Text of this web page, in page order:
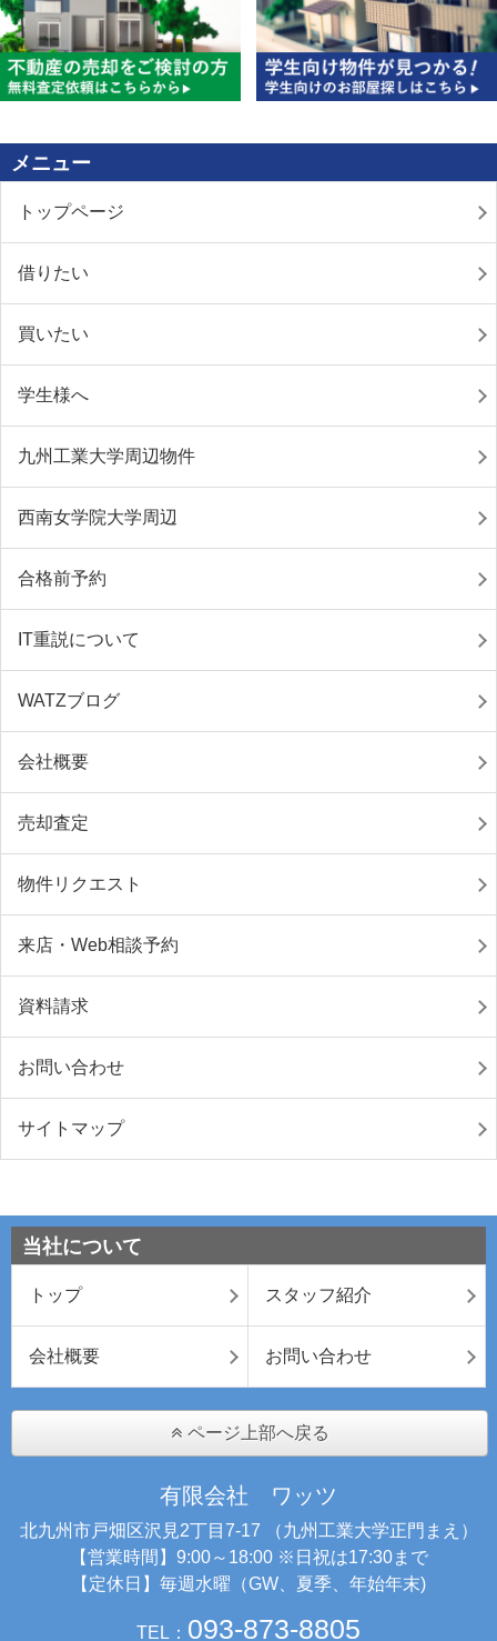
メニュー
トップページ
借りたい
買いたい
学生様へ
九州工業大学周辺物件
西南女学院大学周辺
合格前予約
IT重説について
WATZブログ
会社概要
売却査定
物件リクエスト
来店・Web相談予約
資料請求
お問い合わせ
サイトマップ
当社について
トップ スタッフ紹介
会社概要 お問い合わせ
ページ上部へ戻る
有限会社 ワッツ
北九州市戸畑区沢見2丁目7-17 （九州工業大学正門まえ）
【営業時間】9:00～18:00 ※日祝は17:30まで
【定休日】毎週水曜（GW、夏季、年始年末)
TEL： 093-873-8805